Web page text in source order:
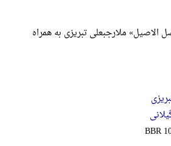
الاصيل» ملارجبعلى تبريزى به همراه